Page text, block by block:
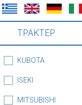
ΤΡΑΚΤΕΡ
KUBOTA
ISEKI
MITSUBISHI